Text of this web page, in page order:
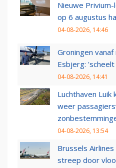
Nieuwe
op 6 augustus
04-08-2026, 14:46
Groningen
Esbjerg:
04-08-2026, 14:41
Luchthaven
weer
04-08-2026, 13:54
Brussels
streep door